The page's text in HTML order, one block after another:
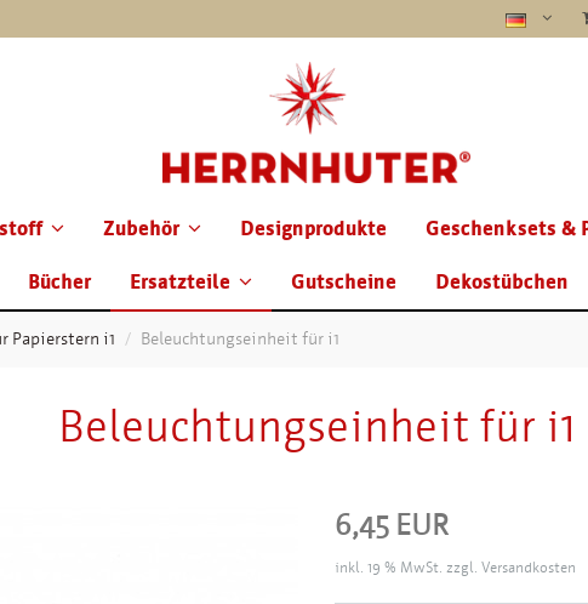
Zubehör Designprodukte Geschenksets &
Bücher Ersatzteile Gutscheine Dekostübchen
Papierstern i1 Beleuchtungseinheit für i1
Beleuchtungseinheit für i1
6,45 EUR
inkl. 19 % MwSt. zzgl. Versandkosten